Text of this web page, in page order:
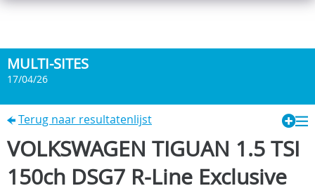
MULTI-SITES
17/04/26
Terug naar resultatenlijst
VOLKSWAGEN TIGUAN 1.5 TSI
150ch DSG7 R-Line Exclusive